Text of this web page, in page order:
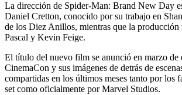
La dirección de Spider-Man: Brand New Day
Daniel Cretton, conocido por su trabajo en
de los Diez Anillos, mientras que la producción
Pascal y Kevin Feige.
El título del nuevo film se anunció en marzo de
CinemaCon y sus imágenes de detrás de
compartidas en los últimos meses tanto por los
set como oficialmente por Marvel Studios.